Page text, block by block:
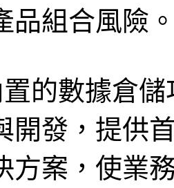
品組合風險
置的數據倉
開發，提供
方案，使業